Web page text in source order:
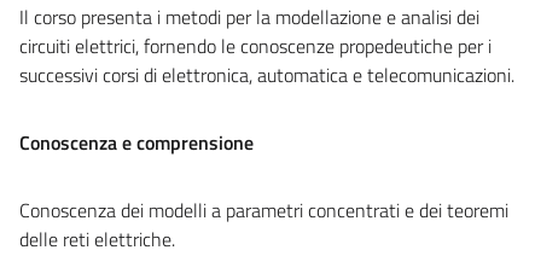
Il corso presenta i metodi per la modellazione e analisi dei
circuiti elettrici, fornendo le conoscenze propedeutiche per i
successivi corsi di elettronica, automatica e telecomunicazioni.
Conoscenza e comprensione
Conoscenza dei modelli a parametri concentrati e dei teoremi
delle reti elettriche.